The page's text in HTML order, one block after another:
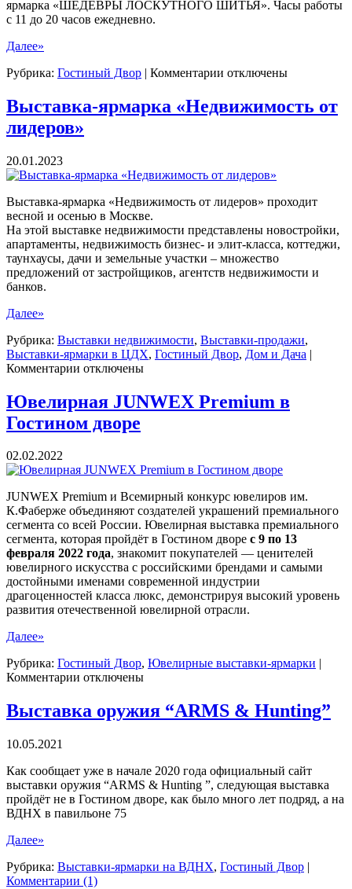
ярмарка «ШЕДЕВРЫ ЛОСКУТНОГО ШИТЬЯ». Часы работы
с 11 до 20 часов ежедневно.
Далее»
Рубрика: Гостиный Двор | Комментарии к
лоскутного
Дворе
отключены
Выставка-ярмарка «Недвижимость от
лидеров»
20.01.2023
Выставка-ярмарка «Недвижимость от лидеров» проходит
весной и осенью в Москве.
На этой выставке недвижимости представлены новостройки,
апартаменты, недвижимость бизнес- и элит-класса, коттеджи,
таунхаусы, дачи и земельные участки – множество
предложений от застройщиков, агентств недвижимости и
банков.
Далее»
Рубрика: Выставки недвижимости, Выставки-продажи,
Выставки-ярмарки в ЦДХ, Гостиный Двор, Дом и Дача |
Комментарии к
Выставка-
ярмарка
«Недвижимость
отключены
Ювелирная JUNWEX Premium в
Гостином дворе
02.02.2022
JUNWEX Premium и Всемирный конкурс ювелиров им.
К.Фаберже объединяют создателей украшений премиального
сегмента со всей России. Ювелирная выставка премиального
сегмента, которая пройдёт в Гостином дворе с 9 по 13
февраля 2022 года, знакомит покупателей — ценителей
ювелирного искусства с российскими брендами и самыми
достойными именами современной индустрии
драгоценностей класса люкс, демонстрируя высокий уровень
развития отечественной ювелирной отрасли.
Далее»
Рубрика: Гостиный Двор, Ювелирные выставки-ярмарки |
Комментарии к
Ювелирная
JUNWEX
дворе
отключены
Выставка оружия “ARMS & Hunting”
10.05.2021
Как сообщает уже в начале 2020 года официальный сайт
выставки оружия “ARMS & Hunting ”, следующая выставка
пройдёт не в Гостином дворе, как было много лет подряд, а на
ВДНХ в павильоне 75
Далее»
Рубрика: Выставки-ярмарки на ВДНХ, Гостиный Двор |
Комментарии (1)